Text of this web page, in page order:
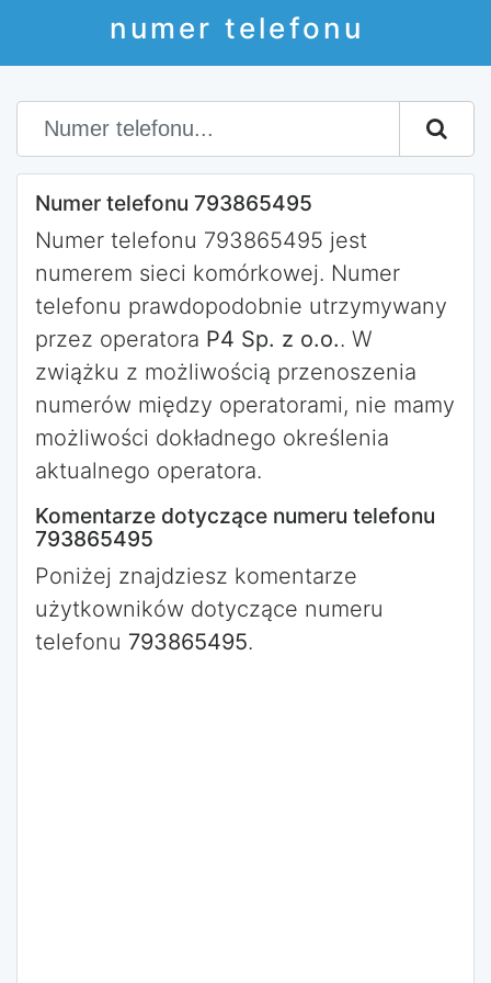
numer telefonu
Numer telefonu 793865495
Numer telefonu 793865495 jest
numerem sieci komórkowej. Numer
telefonu prawdopodobnie utrzymywany
przez operatora P4 Sp. z o.o.. W
zwiążku z możliwością przenoszenia
numerów między operatorami, nie mamy
możliwości dokładnego określenia
aktualnego operatora.
Komentarze dotyczące numeru telefonu
793865495
Poniżej znajdziesz komentarze
użytkowników dotyczące numeru
telefonu 793865495.